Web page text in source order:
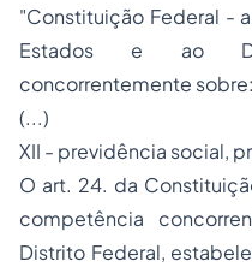
"Constituição Federal -
Estados e ao
concorrentemente sobre:
(...)
XII - previdência social,
O art. 24. da
competência
Distrito Federal,